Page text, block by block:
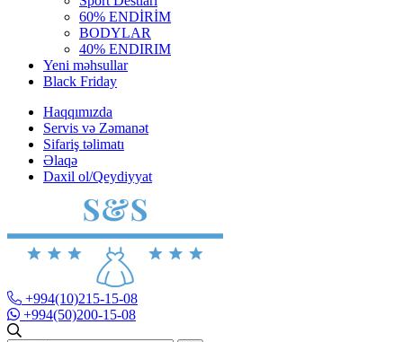
60% ENDİRİM
BODYLAR
40% ENDIRIM
Yeni məhsullar
Black Friday
Haqqımızda
Servis və Zəmanət
Sifariş təlimatı
Əlaqə
Daxil ol/Qeydiyyat
+994(10)215-15-08
+994(50)200-15-08